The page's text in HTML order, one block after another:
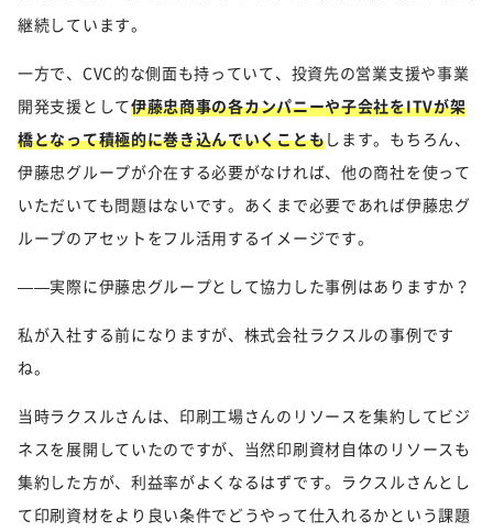
継続しています。
一方で、CVC的な側面も持っていて、投資先の営業支援や事業
開発支援として伊藤忠商事の各カンパニーや子会社をITVが架
橋となって積極的に巻き込んでいくこともします。もちろん、
伊藤忠グループが介在する必要がなければ、他の商社を使って
いただいても問題はないです。あくまで必要であれば伊藤忠グ
ループのアセットをフル活用するイメージです。
——実際に伊藤忠グループとして協力した事例はありますか？
私が入社する前になりますが、株式会社ラクスルの事例です
ね。
当時ラクスルさんは、印刷工場さんのリソースを集約してビジ
ネスを展開していたのですが、当然印刷資材自体のリソースも
集約した方が、利益率がよくなるはずです。ラクスルさんとし
て印刷資材をより良い条件でどうやって仕入れるかという課題